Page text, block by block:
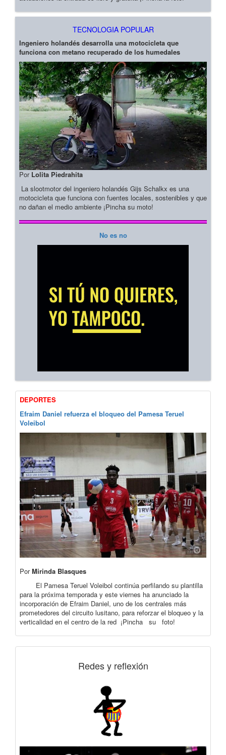
TECNOLOGIA POPULAR
Ingeniero holandés desarrolla una motocicleta que
funciona con metano recuperado de los humedales
Por Lolita Piedrahita
La slootmotor del ingeniero holandés Gijs Schalkx es una
motocicleta que funciona con fuentes locales, sostenibles y que
no dañan el medio ambiente ¡Pincha su moto!
No es no
DEPORTES
Efraim Daniel refuerza el bloqueo del Pamesa Teruel
Voleibol
PorMirinda Blasques
El Pamesa Teruel Voleibol continúa perfilando su plantilla
para la próxima temporada y este viernes ha anunciado la
incorporación de Efraim Daniel, uno de los centrales más
prometedores del circuito lusitano, para reforzar el bloqueo y la
verticalidad en el centro de la red ¡Pincha su foto!
Redes y reflexión